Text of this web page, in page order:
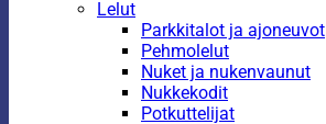
Lelut
Parkkitalot ja ajoneuvot
Pehmolelut
Nuket ja nukenvaunut
Nukkekodit
Potkuttelijat